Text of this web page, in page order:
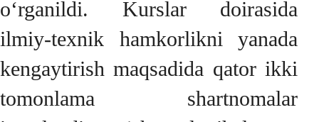
o‘rganildi. Kurslar doirasida
ilmiy-texnik hamkorlikni yanada
kengaytirish maqsadida qator ikki
tomonlama shartnomalar